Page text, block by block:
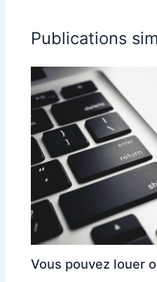
Publications
Vous pouvez louer